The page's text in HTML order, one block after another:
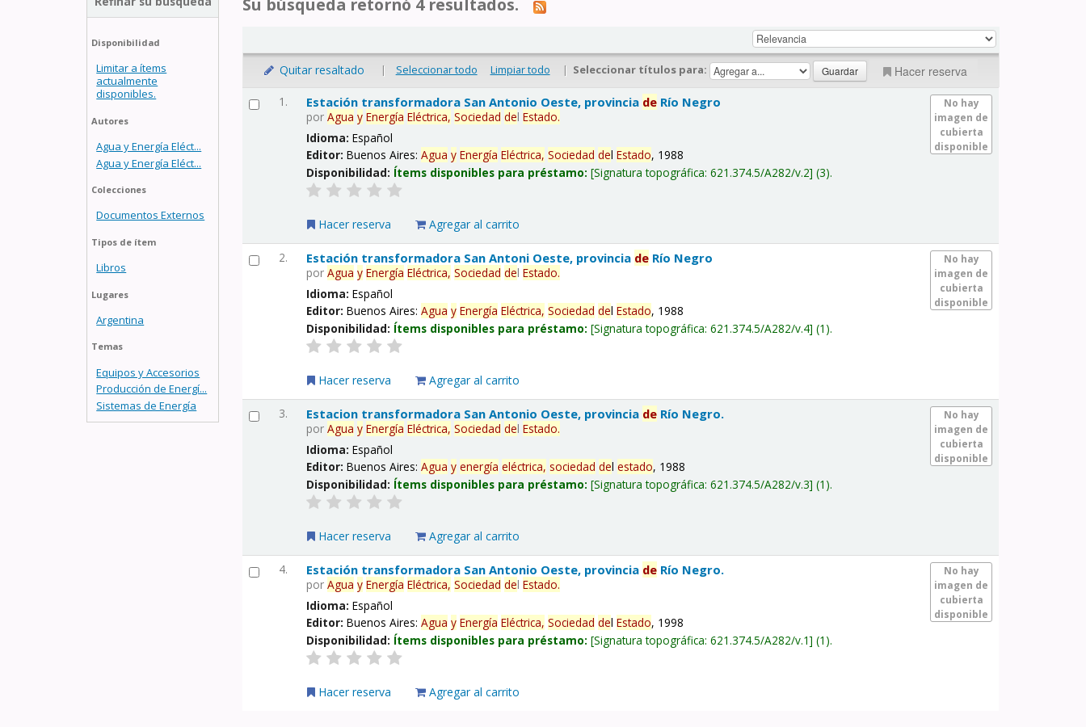
Disponibilidad
Limitar a ítems
actualmente
disponibles.
Autores
Agua y Energía Eléct...
Agua y Energía Eléct...
Colecciones
Documentos Externos
Tipos de ítem
Libros
Lugares
Argentina
Temas
Equipos y Accesorios
Producción de Energí...
Sistemas de Energía
Su búsqueda retornó 4 resultados.
Quitar resaltado | Seleccionar todo Limpiar todo | Seleccionar títulos para: Hacer reserva
1.
No hay
imagen de
cubierta
disponible
Estación transformadora San Antonio Oeste, provincia de Río Negro
porAgua y Energía Eléctrica, Sociedad delEstado.
Idioma:Español
Editor:Buenos Aires:Agua y Energía Eléctrica, Sociedad delEstado, 1988
Disponibilidad: Ítems disponibles para préstamo: Signatura topográfica:621.374.5/A282/v.2 (3).
Hacer reserva Agregar al carrito
2.
No hay
imagen de
cubierta
disponible
Estación transformadora San Antoni Oeste, provincia de Río Negro
porAgua y Energía Eléctrica, Sociedad delEstado.
Idioma:Español
Editor:Buenos Aires:Agua y Energía Eléctrica, Sociedad delEstado, 1988
Disponibilidad: Ítems disponibles para préstamo: Signatura topográfica:621.374.5/A282/v.4 (1).
Hacer reserva Agregar al carrito
3.
No hay
imagen de
cubierta
disponible
Estacion transformadora San Antonio Oeste, provincia de Río Negro.
porAgua y Energía Eléctrica, Sociedad delEstado.
Idioma:Español
Editor:Buenos Aires:Agua y energía eléctrica, sociedad delestado, 1988
Disponibilidad: Ítems disponibles para préstamo: Signatura topográfica:621.374.5/A282/v.3 (1).
Hacer reserva Agregar al carrito
4.
No hay
imagen de
cubierta
disponible
Estación transformadora San Antonio Oeste, provincia de Río Negro.
porAgua y Energía Eléctrica, Sociedad delEstado.
Idioma:Español
Editor:Buenos Aires:Agua y Energía Eléctrica, Sociedad delEstado, 1998
Disponibilidad: Ítems disponibles para préstamo: Signatura topográfica:621.374.5/A282/v.1 (1).
Hacer reserva Agregar al carrito